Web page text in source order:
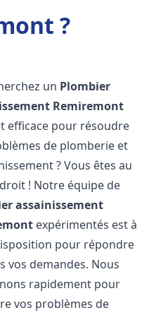
?
un Plombier
Remiremont
efficace pour résoudre
de plomberie et
? Vous êtes au
! Notre équipe de
assainissement
expérimentés est à
pour répondre
vos demandes. Nous
rapidement pour
vos problèmes de